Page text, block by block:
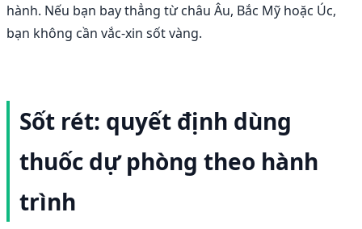
hành. Nếu bạn bay thẳng từ châu Âu, Bắc Mỹ hoặc Úc,
bạn không cần vắc-xin sốt vàng.
Sốt rét: quyết định dùng
thuốc dự phòng theo hành
trình